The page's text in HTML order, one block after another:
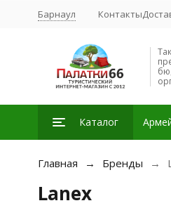
Барнаул Контакты
Каталог
Главная Бренды
Lanex